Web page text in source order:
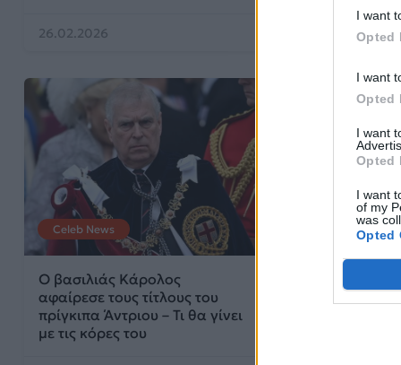
I want
Opted
I want
Opted
I want
Opted
I want
of my
was
Opted
26.02.2026 19.02.2026
Celeb News
Ο βασιλιάς Κάρολος
αφαίρεσε τους τίτλους του
πρίγκιπα Άντριου – Τι θα γίνει
με τις κόρες του
City Guide